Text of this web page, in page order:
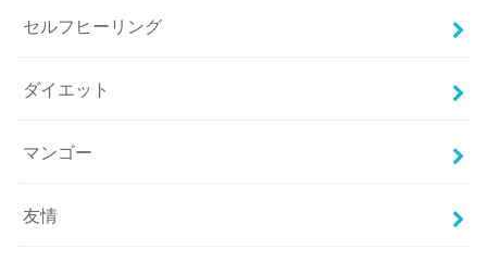
セルフヒーリング
ダイエット
マンゴー
友情